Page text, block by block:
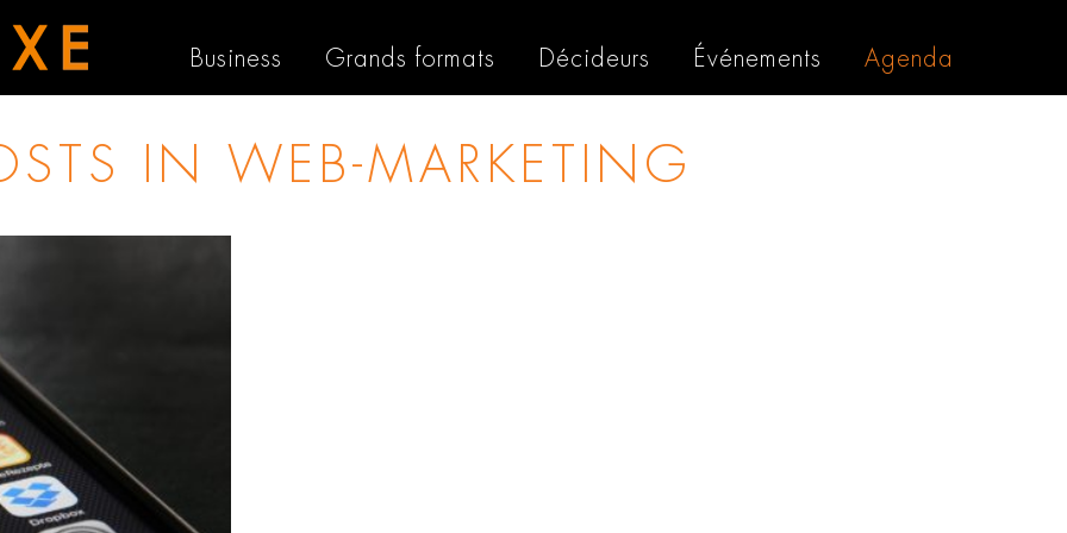
Business Grands formats Décideurs Événements Agenda
IN WEB-MARKETING